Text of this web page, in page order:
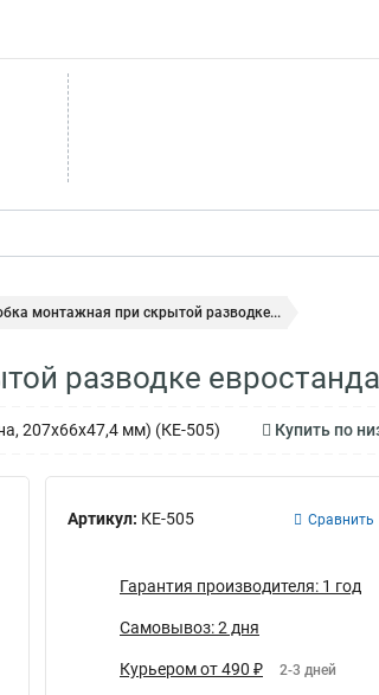
монтажная при скрытой разводке...
разводке
207х66х47,4 мм) (КЕ-505) Купить по
Артикул: КЕ-505 Сравнить
Гарантия производителя: 1 год
Самовывоз: 2 дня
Курьером от 490 ₽ 2-3 дней